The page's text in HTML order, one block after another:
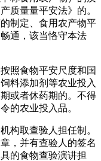
质量量平安法》的。
制定、食用农产物平
通，该当恪守本法
照食物平安尺度和国
料添加剂等农业投入
或者休药期的。不得
的农业投入品。
取查验人担任制。
，并有查验人的签名
的食物查验演讲担